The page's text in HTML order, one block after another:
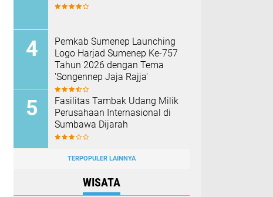
Pemkab Sumenep Launching
Logo Harjad Sumenep Ke-757
Tahun 2026 dengan Tema
'Songennep Jaja Rajja'
Fasilitas Tambak Udang Milik
Perusahaan Internasional di
Sumbawa Dijarah
TERPOPULER LAINNYA
WISATA